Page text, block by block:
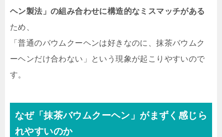
ヘン製法」の組み合わせに構造的なミスマッチがある
ため、
「普通のバウムクーヘンは好きなのに、抹茶バウムク
ーヘンだけ合わない」という現象が起こりやすいので
す。
なぜ「抹茶バウムクーヘン」がまずく感じら
れやすいのか